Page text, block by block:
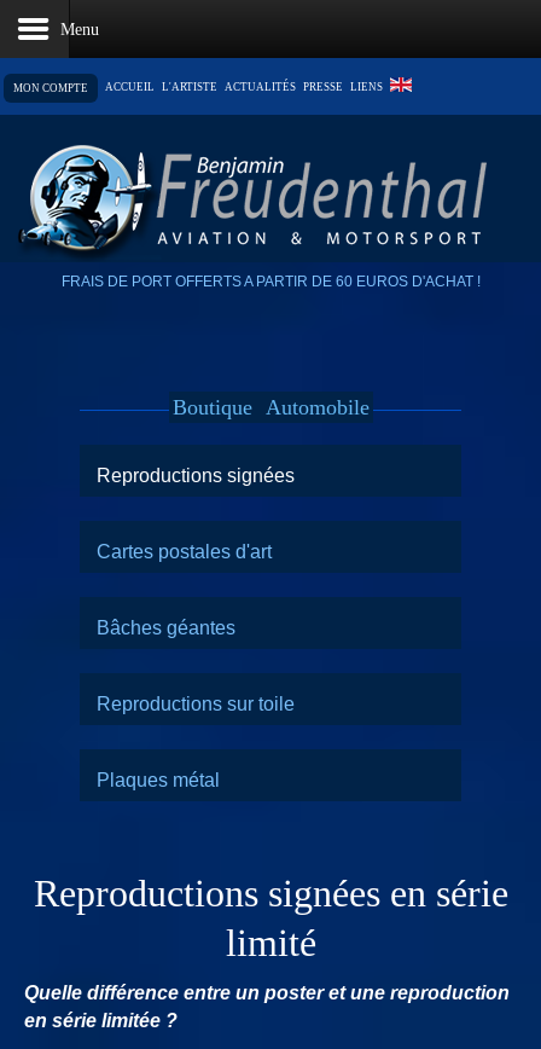
MON COMPTE ACCUEIL L'ARTISTE ACTUALITÉS PRESSE LIENS
FRAIS DE PORT OFFERTS A PARTIR DE 60 EUROS D'ACHAT !
Boutique Automobile
Reproductions signées
Cartes postales d'art
Bâches géantes
Reproductions sur toile
Plaques métal
Reproductions signées en série
limité
Quelle différence entre un poster et une reproduction
en série limitée ?